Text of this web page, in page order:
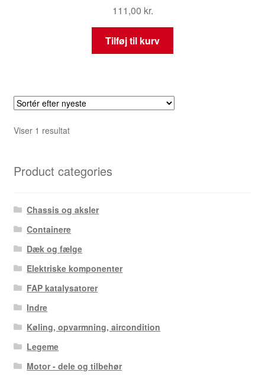
111,00 kr.
Tilføj til kurv
Viser 1 resultat
Product categories
Chassis og aksler
Containere
Dæk og fælge
Elektriske komponenter
FAP katalysatorer
Indre
Køling, opvarmning, aircondition
Legeme
Motor - dele og tilbehør